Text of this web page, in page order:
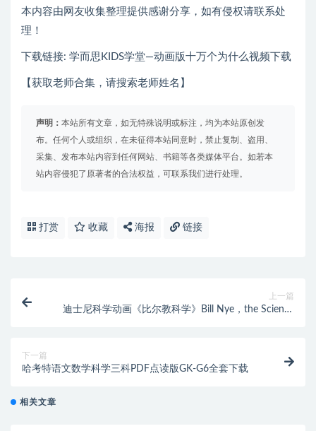
本内容由网友收集整理提供感谢分享，如有侵权请联系处
理！
下载链接: 学而思KIDS学堂—动画版十万个为什么视频下载
【获取老师合集，请搜索老师姓名】
声明： 本站所有文章，如无特殊说明或标注，均为本站原创发
布。任何个人或组织，在未征得本站同意时，禁止复制、盗用、
采集、发布本站内容到任何网站、书籍等各类媒体平台。如若本
站内容侵犯了原著者的合法权益，可联系我们进行处理。
打赏 收藏 海报 链接
上一篇
迪士尼科学动画《比尔教科学》Bill Nye，the Science
下一篇
哈考特语文数学科学三科PDF点读版GK-G6全套下载
相关文章